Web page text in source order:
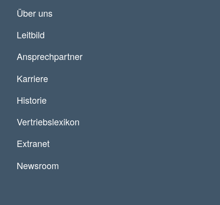
Über uns
Leitbild
Ansprechpartner
Karriere
Historie
Vertriebslexikon
Extranet
Newsroom